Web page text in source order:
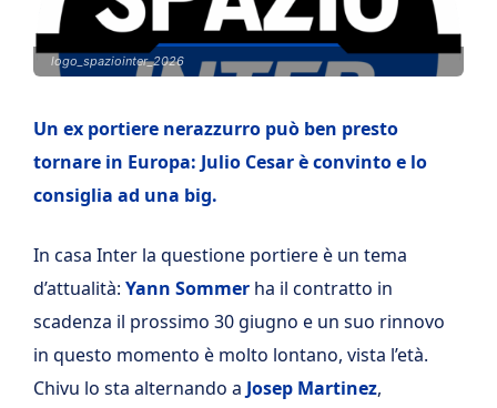
logo_spaziointer_2026
Un ex portiere nerazzurro può ben presto
tornare in Europa: Julio Cesar è convinto e lo
consiglia ad una big.
In casa Inter la questione portiere è un tema
d’attualità: Yann Sommer ha il contratto in
scadenza il prossimo 30 giugno e un suo rinnovo
in questo momento è molto lontano, vista l’età.
Chivu lo sta alternando a Josep Martinez,